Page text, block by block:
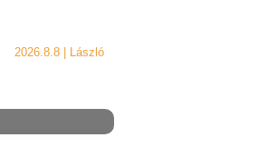
2026.8.8 | László